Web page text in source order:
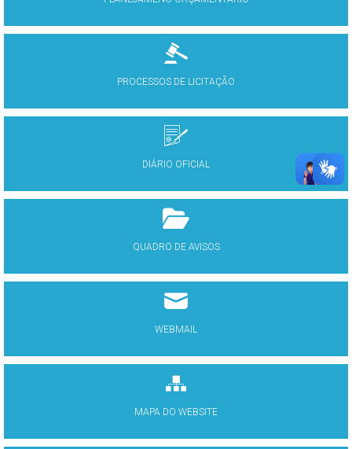
PROCESSOS DE LICITAÇÃO
DIÁRIO OFICIAL
QUADRO DE AVISOS
WEBMAIL
MAPA DO WEBSITE